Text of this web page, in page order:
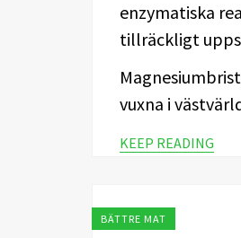
enzymatiska
tillräckligt
vuxna i
KEEP READING
BÄTTRE MAT